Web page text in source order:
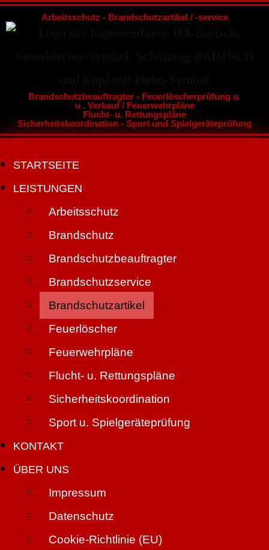
Arbeitsschutz - Brandschutzartikel / -service
Brandschutzbeauftragter - Feuerlöscherprüfung u.
u . Verkauf / Feuerwehrpläne
Flucht- u. Rettungspläne
Sicherheitskoordination - Sport und Spielgeräteprüfung
STARTSEITE
LEISTUNGEN
Arbeitsschutz
Brandschutz
Brandschutzbeauftragter
Brandschutzservice
Brandschutzartikel
Feuerlöscher
Feuerwehrpläne
Flucht- u. Rettungspläne
Sicherheitskoordination
Sport u. Spielgeräteprüfung
KONTAKT
ÜBER UNS
Impressum
Datenschutz
Cookie-Richtlinie (EU)